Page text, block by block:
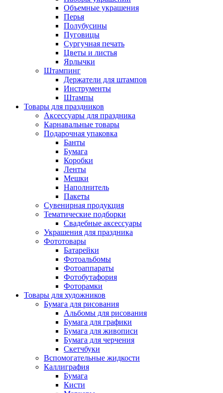
Объемные украшения
Перья
Полубусины
Пуговицы
Сургучная печать
Цветы и листья
Ярлычки
Штампинг
Держатели для штампов
Инструменты
Штампы
Товары для праздников
Аксессуары для праздника
Карнавальные товары
Подарочная упаковка
Банты
Бумага
Коробки
Ленты
Мешки
Наполнитель
Пакеты
Сувенирная продукция
Тематические подборки
Свадебные аксессуары
Украшения для праздника
Фототовары
Батарейки
Фотоальбомы
Фотоаппараты
Фотобутафория
Фоторамки
Товары для художников
Бумага для рисования
Альбомы для рисования
Бумага для графики
Бумага для живописи
Бумага для черчения
Скетчбуки
Вспомогательные жидкости
Каллиграфия
Бумага
Кисти